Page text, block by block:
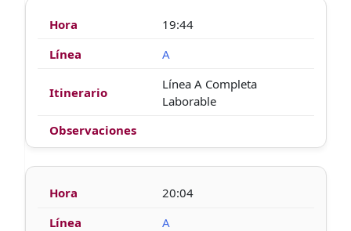
19:44
A
Línea A Completa
Laborable
20:04
A